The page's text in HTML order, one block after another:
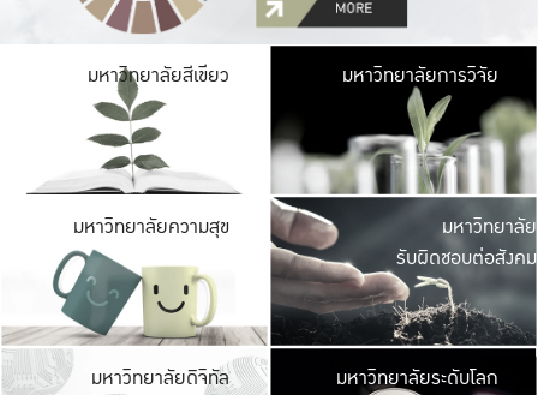
มหาวิทยาลัยสีเขียว มหาวิ
มีพื้นที่เขียวสดใส
เป็นป่าในเมือง เกษต
มหาวิทยาลัยการวิจัย
มหาวิทยาลัยความสุข มหาวิ
ค
เปิดประ
และพบเรื่องราวใ
มหาวิทยาลัย
รับผิดชอบต่อสังคม
มหาวิทยาลัยดิจิทัล มหาวิ
มหาวิทยาลัยระดับโลก